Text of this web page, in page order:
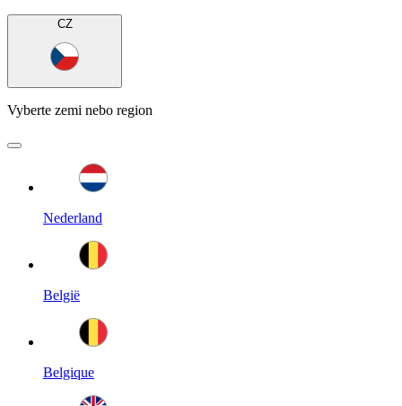
CZ
Vyberte zemi nebo region
Nederland
België
Belgique